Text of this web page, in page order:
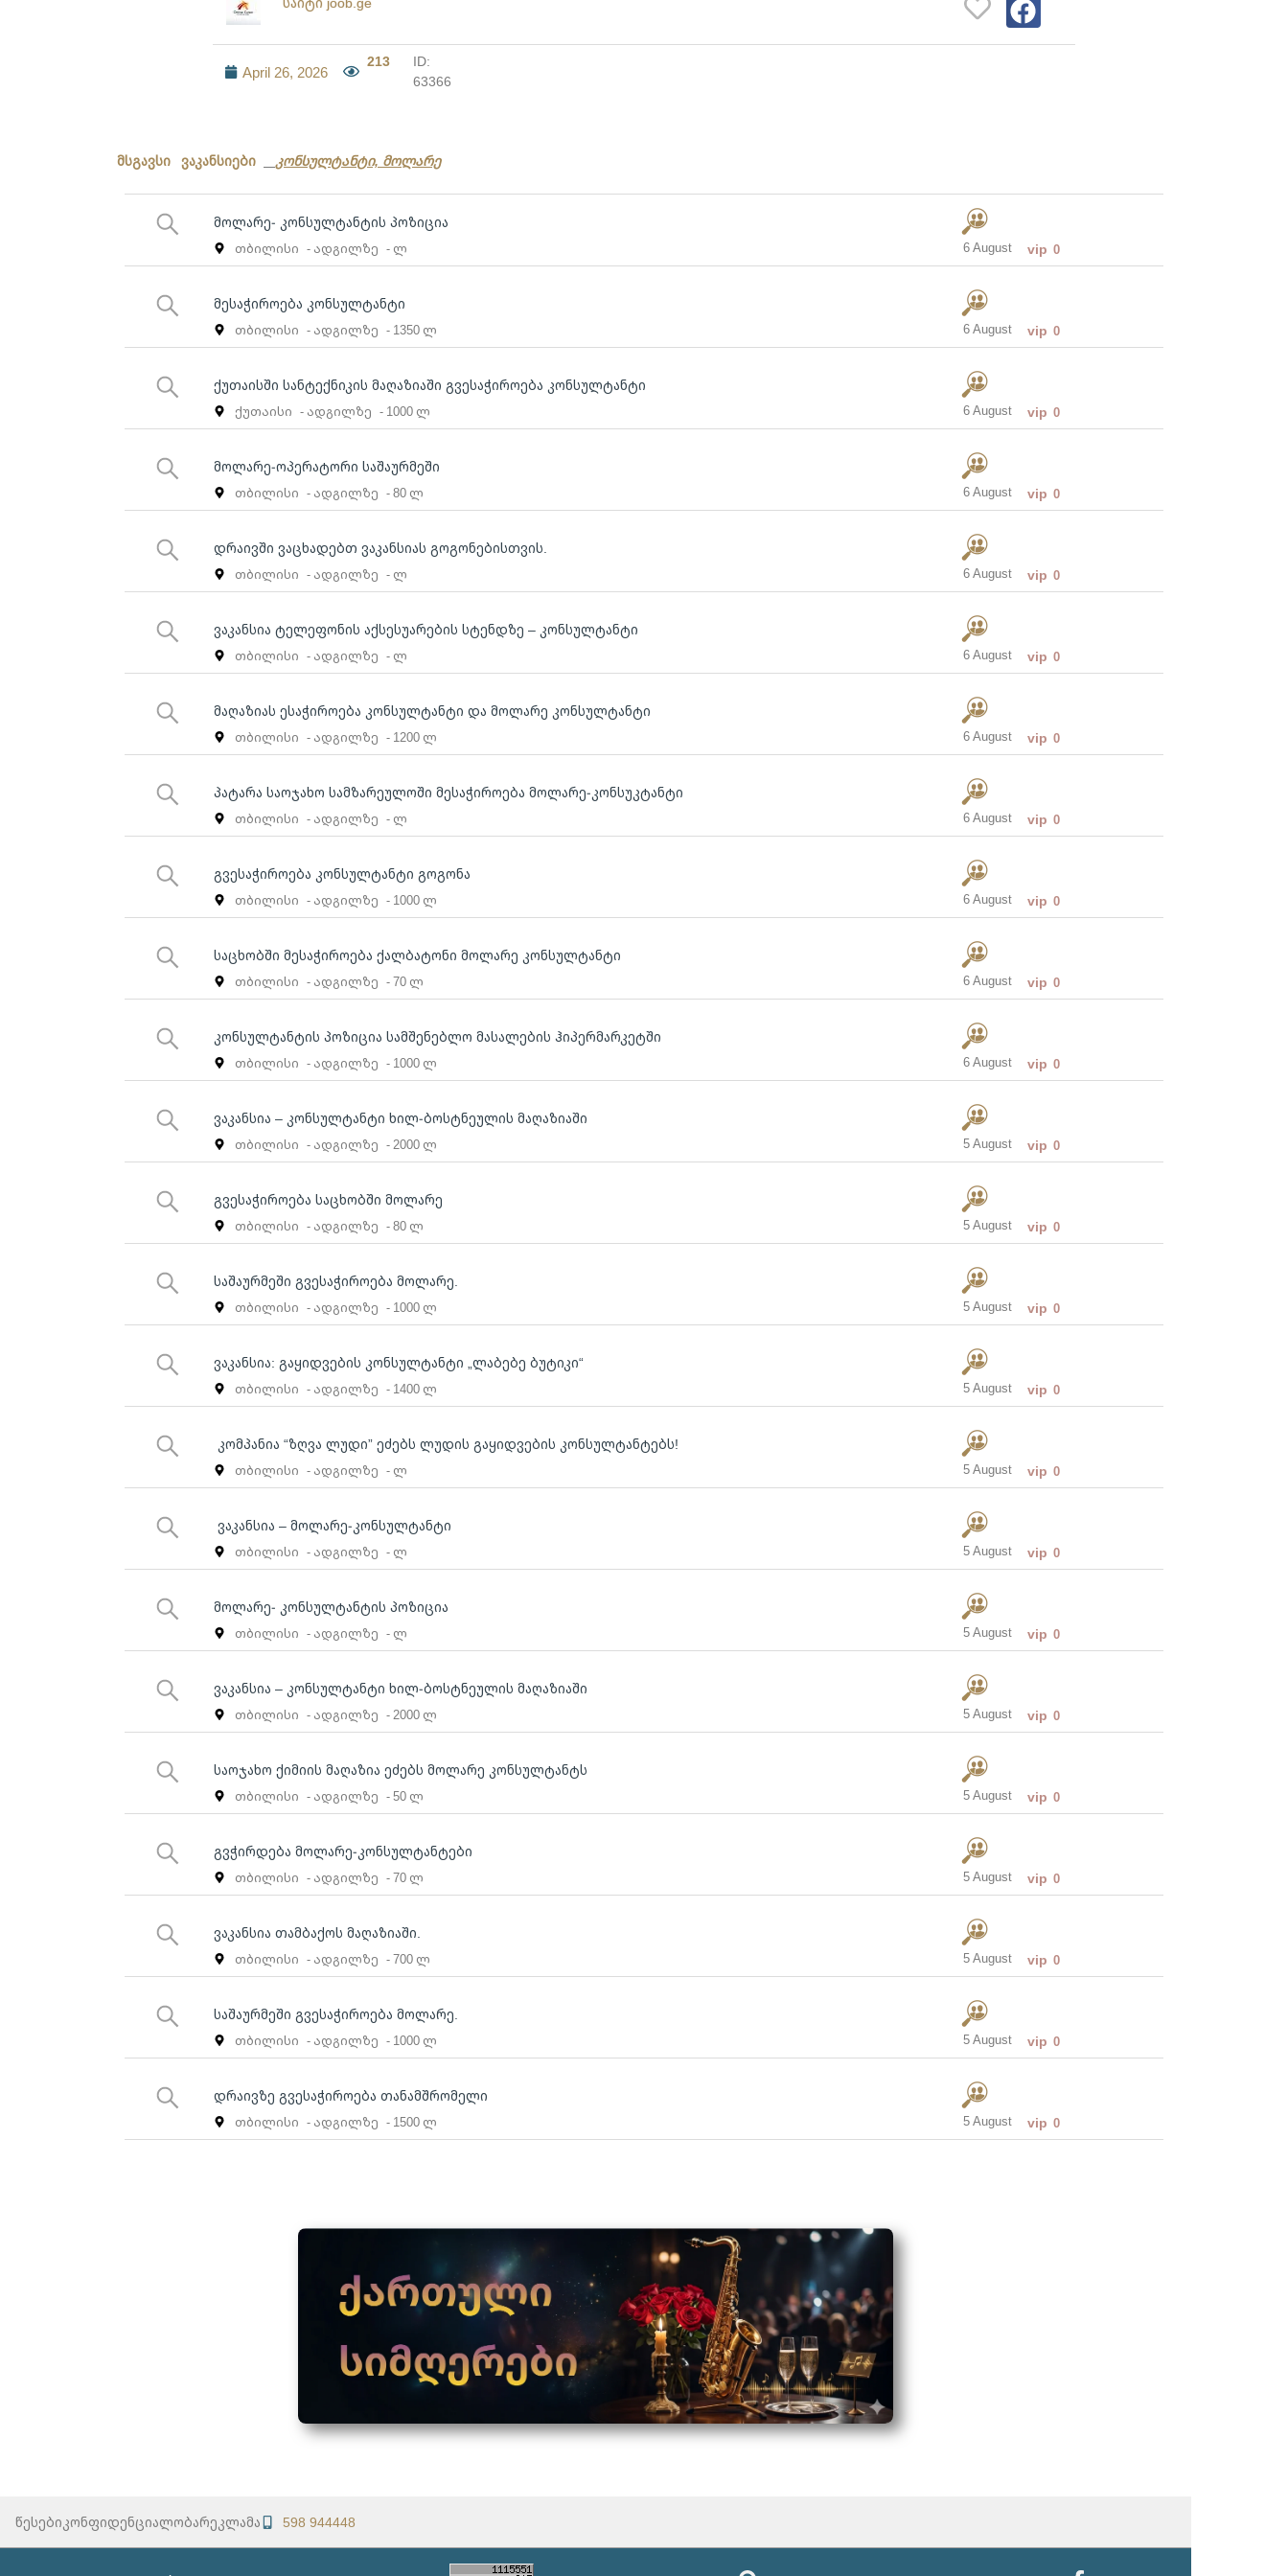
April 26, 2026
213
ID:
63366
მსგავსი ვაკანსიები კონსულტანტი, მოლარე
მოლარე- კონსულტანტის პოზიცია
თბილისი - ადგილზე - ლ 6 August vip 0
მესაჭიროება კონსულტანტი
თბილისი - ადგილზე - 1350 ლ 6 August vip 0
ქუთაისში სანტექნიკის მაღაზიაში გვესაჭიროება კონსულტანტი
ქუთაისი - ადგილზე - 1000 ლ 6 August vip 0
მოლარე-ოპერატორი საშაურმეში
თბილისი - ადგილზე - 80 ლ 6 August vip 0
დრაივში ვაცხადებთ ვაკანსიას გოგონებისთვის.
თბილისი - ადგილზე - ლ 6 August vip 0
ვაკანსია ტელეფონის აქსესუარების სტენდზე – კონსულტანტი
თბილისი - ადგილზე - ლ 6 August vip 0
მაღაზიას ესაჭიროება კონსულტანტი და მოლარე კონსულტანტი
თბილისი - ადგილზე - 1200 ლ 6 August vip 0
პატარა საოჯახო სამზარეულოში მესაჭიროება მოლარე-კონსუკტანტი
თბილისი - ადგილზე - ლ 6 August vip 0
გვესაჭიროება კონსულტანტი გოგონა
თბილისი - ადგილზე - 1000 ლ 6 August vip 0
საცხობში მესაჭიროება ქალბატონი მოლარე კონსულტანტი
თბილისი - ადგილზე - 70 ლ 6 August vip 0
კონსულტანტის პოზიცია სამშენებლო მასალების ჰიპერმარკეტში
თბილისი - ადგილზე - 1000 ლ 6 August vip 0
ვაკანსია – კონსულტანტი ხილ-ბოსტნეულის მაღაზიაში
თბილისი - ადგილზე - 2000 ლ 5 August vip 0
გვესაჭიროება საცხობში მოლარე
თბილისი - ადგილზე - 80 ლ 5 August vip 0
საშაურმეში გვესაჭიროება მოლარე.
თბილისი - ადგილზე - 1000 ლ 5 August vip 0
ვაკანსია: გაყიდვების კონსულტანტი „ლაბებე ბუტიკი“
თბილისი - ადგილზე - 1400 ლ 5 August vip 0
კომპანია “ზღვა ლუდი” ეძებს ლუდის გაყიდვების კონსულტანტებს!
თბილისი - ადგილზე - ლ 5 August vip 0
ვაკანსია – მოლარე-კონსულტანტი
თბილისი - ადგილზე - ლ 5 August vip 0
მოლარე- კონსულტანტის პოზიცია
თბილისი - ადგილზე - ლ 5 August vip 0
ვაკანსია – კონსულტანტი ხილ-ბოსტნეულის მაღაზიაში
თბილისი - ადგილზე - 2000 ლ 5 August vip 0
საოჯახო ქიმიის მაღაზია ეძებს მოლარე კონსულტანტს
თბილისი - ადგილზე - 50 ლ 5 August vip 0
გვჭირდება მოლარე-კონსულტანტები
თბილისი - ადგილზე - 70 ლ 5 August vip 0
ვაკანსია თამბაქოს მაღაზიაში.
თბილისი - ადგილზე - 700 ლ 5 August vip 0
საშაურმეში გვესაჭიროება მოლარე.
თბილისი - ადგილზე - 1000 ლ 5 August vip 0
დრაივზე გვესაჭიროება თანამშრომელი
თბილისი - ადგილზე - 1500 ლ 5 August vip 0
წესებიკონფიდენციალობარეკლამა 598 944448